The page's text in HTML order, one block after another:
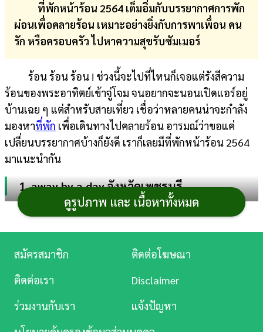
ที่พักหน้าร้อน 2564 เต็มอิ่มกับบรรยากาศการพัก
ผ่อนเพื่อคลายร้อน เหมาะอย่างยิ่งกับการพาเพื่อน คน
รัก หรือครอบครัว ไปหาความสุขรับซัมเมอร์
ร้อน ร้อน ร้อน ! ช่วงนี้จะไปที่ไหนก็เจอแต่รังสีความ
ร้อนของพระอาทิตย์เข้าจู่โจม จนอยากจะนอนเปิดแอร์อยู่
บ้านเฉย ๆ แต่สำหรับสายเที่ยว เชื่อว่าหลายคนน่าจะกำลัง
มองหาที่พัก เพื่อเดินทางไปคลายร้อน อารมณ์ว่าขอแค่
เปลี่ยนบรรยากาศบ้างก็ยังดี เราก็เลยมีที่พักหน้าร้อน 2564
มาแนะนำกัน
1. away by a day จังหวัดเพชรบุรี
ที่พักรถบ้าน ณ ชะอำ ใครอยากจะเปลี่ยนบรรยากาศ
Garden Zone (สามารถนำสัตว์เลี้ยงเข้าพักได้) ว่ากันว่าถ้า
เป็นช่วงเย็นและกลางคืน ฟีลการพักผ่อนจะดีมากแบบให้
หน่อย เท่านี้ก็ฟินอย่าบอกใคร รวมถึงยังมีคาเฟ่ให้นั่งอีกด้วย
นะ เห็นทีว่างานนี้ได้ถ่ายรูปลงโซเชียลกันไปยาว ๆ
ดูรูปภาพ และ เนื้อหาทั้งหมด
ผล
บอล
สด
การ
เงิน
การ
ศึกษา
บันเทิง
ดู
Music
สมัครสมาชิก
ติดต่อโฆษณา
ติดต่อเรา
Disclaimer
ร่วมงานกับเรา
แจ้งปัญหา